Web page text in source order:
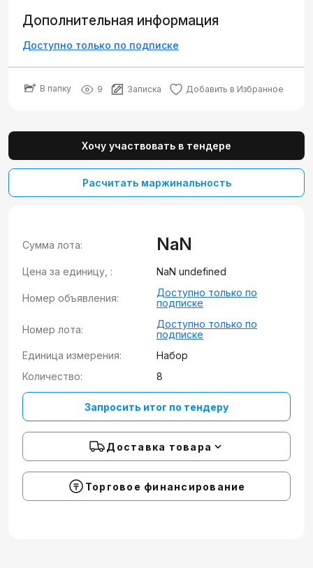
Дополнительная информация
Доступно только по подписке
В папку 9 Записка Добавить в Избранное
Хочу участвовать в тендере
Расчитать маржинальность
Сумма лота: NaN
Цена за единицу, : NaN undefined
Номер объявления:
Доступно только по
подписке
Номер лота:
Доступно только по
подписке
Единица измерения:
Набор
Количество:
8
Запросить итог по тендеру
Доставка товара
Торговое финансирование